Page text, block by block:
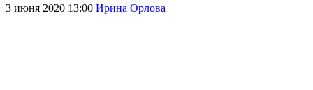
3 июня 2020 13:00 Ирина Орлова